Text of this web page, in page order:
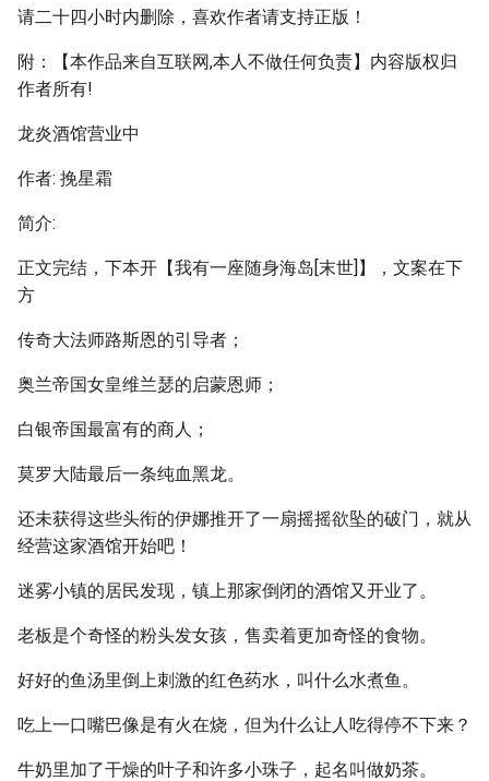
请二十四小时内删除，喜欢作者请支持正版！
附：【本作品来自互联网,本人不做任何负责】内容版权归
作者所有!
龙炎酒馆营业中
作者: 挽星霜
简介:
正文完结，下本开【我有一座随身海岛[末世]】，文案在下
方
传奇大法师路斯恩的引导者；
奥兰帝国女皇维兰瑟的启蒙恩师；
白银帝国最富有的商人；
莫罗大陆最后一条纯血黑龙。
还未获得这些头衔的伊娜推开了一扇摇摇欲坠的破门，就从
经营这家酒馆开始吧！
迷雾小镇的居民发现，镇上那家倒闭的酒馆又开业了。
老板是个奇怪的粉头发女孩，售卖着更加奇怪的食物。
好好的鱼汤里倒上刺激的红色药水，叫什么水煮鱼。
吃上一口嘴巴像是有火在烧，但为什么让人吃得停不下来？
牛奶里加了干燥的叶子和许多小珠子，起名叫做奶茶。